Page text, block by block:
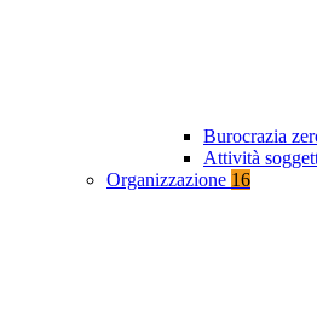
Burocrazia
Attività
Organizzazione 16